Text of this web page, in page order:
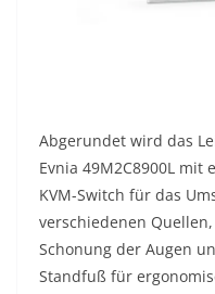
Abgerundet wird das
Evnia 49M2C8900L
KVM-Switch für das
verschiedenen
Schonung der Augen
Standfuß für